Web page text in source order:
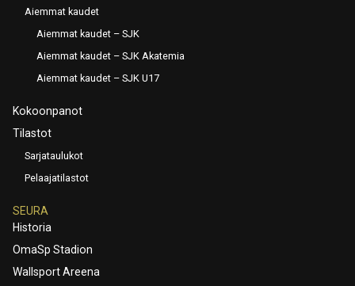
Aiemmat kaudet
Aiemmat kaudet – SJK
Aiemmat kaudet – SJK Akatemia
Aiemmat kaudet – SJK U17
Kokoonpanot
Tilastot
Sarjataulukot
Pelaajatilastot
SEURA
Historia
OmaSp Stadion
Wallsport Areena